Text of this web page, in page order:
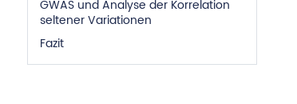
GWAS und Analyse der Korrelation
seltener Variationen
Fazit